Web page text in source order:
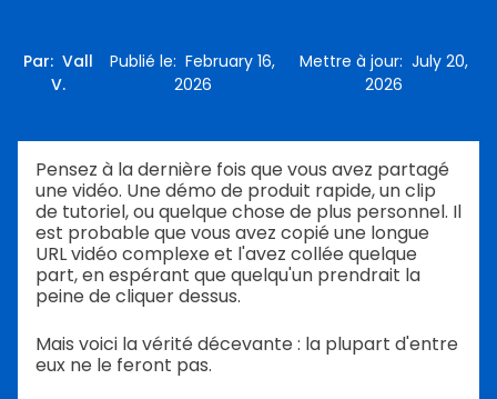
Par: Vall
V.
Publié le:February 16,
2026
Mettre à jour: July 20,
2026
Pensez à la dernière fois que vous avez partagé
une vidéo. Une démo de produit rapide, un clip
de tutoriel, ou quelque chose de plus personnel. Il
est probable que vous avez copié une longue
URL vidéo complexe et l'avez collée quelque
part, en espérant que quelqu'un prendrait la
peine de cliquer dessus.
Mais voici la vérité décevante : la plupart d'entre
eux ne le feront pas.